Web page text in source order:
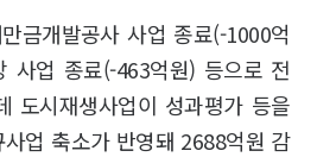
금개발공사 사업 종료(-1000억
사업 종료(-463억원) 등으로 전
도시재생사업이 성과평가 등을
업 축소가 반영돼 2688억원 감